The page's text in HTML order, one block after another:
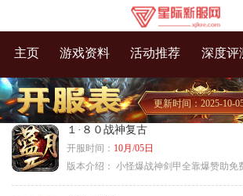
主页 游戏资料 活动推荐 深度评
更新时间：2025-10-
１·８０战神复古
开服时间： 10月/05日
版本介绍： 小怪爆战神剑甲全靠爆赞助免